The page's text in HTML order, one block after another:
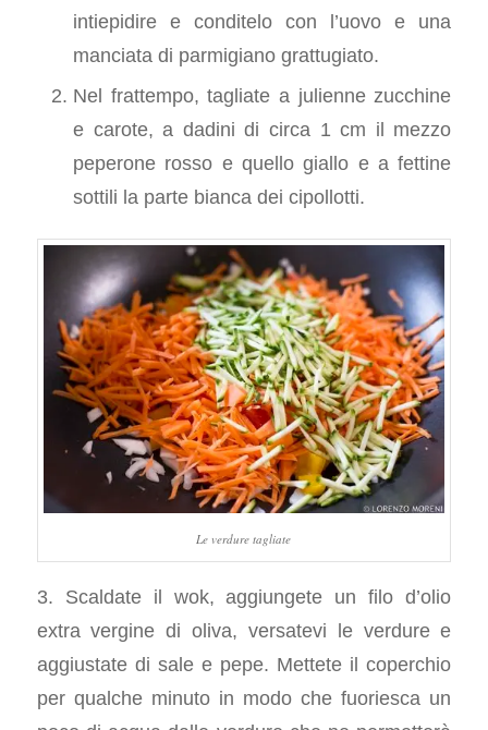
intiepidire e conditelo con l’uovo e una
manciata di parmigiano grattugiato.
Nel frattempo, tagliate a julienne zucchine
e carote, a dadini di circa 1 cm il mezzo
peperone rosso e quello giallo e a fettine
sottili la parte bianca dei cipollotti.
Le verdure tagliate
3. Scaldate il wok, aggiungete un filo d’olio
extra vergine di oliva, versatevi le verdure e
aggiustate di sale e pepe. Mettete il coperchio
per qualche minuto in modo che fuoriesca un